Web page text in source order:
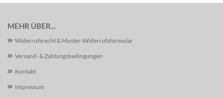
MEHR ÜBER...
Widerrufsrecht & Muster-Widerrufsformular
Versand- & Zahlungsbedingungen
Kontakt
Impressum